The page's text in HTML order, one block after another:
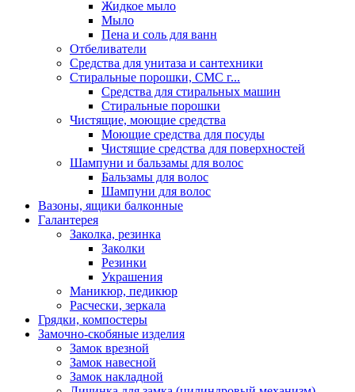
Жидкое мыло
Мыло
Пена и соль для ванн
Отбеливатели
Средства для унитаза и сантехники
Стиральные порошки, СМС г...
Средства для стиральных машин
Стиральные порошки
Чистящие, моющие средства
Моющие средства для посуды
Чистящие средства для поверхностей
Шампуни и бальзамы для волос
Бальзамы для волос
Шампуни для волос
Вазоны, ящики балконные
Галантерея
Заколка, резинка
Заколки
Резинки
Украшения
Маникюр, педикюр
Расчески, зеркала
Грядки, компостеры
Замочно-скобяные изделия
Замок врезной
Замок навесной
Замок накладной